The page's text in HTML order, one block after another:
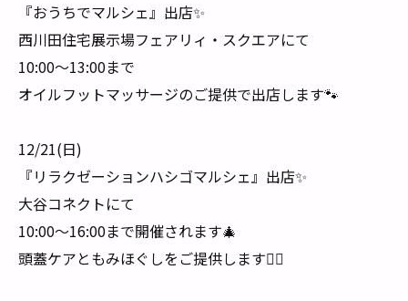
『おうちでマルシェ』出店✨
西川田住宅展示場フェアリィ・スクエアにて
10:00〜13:00まで
オイルフットマッサージのご提供で出店します🐾
12/21(日)
『リラクゼーションハシゴマルシェ』出店✨
大谷コネクトにて
10:00〜16:00まで開催されます🎄
頭蓋ケアともみほぐしをご提供します💆‍♀️